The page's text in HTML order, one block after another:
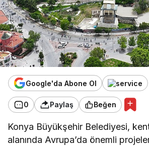
Google'da Abone Ol
0 Paylaş Beğen
Konya Büyükşehir Belediyesi,
alanında Avrupa’da önemli